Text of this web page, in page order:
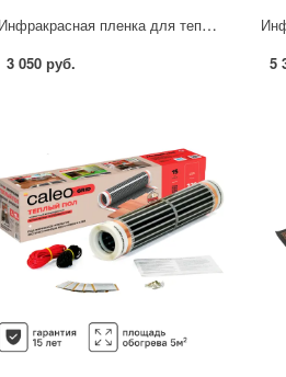
Инфракрасная пленка для теплого пола Caleo Grid 1 м2 220 Вт
3 050 руб. 5